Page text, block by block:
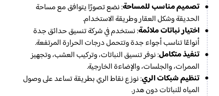
تصميم مناسب للمساحة: نضع تصورًا يتوافق مع مساحة
الحديقة وشكل العقار وطريقة الاستخدام.
اختيار نباتات ملائمة: نستخدم في شركة تنسيق حدائق جدة
أنواعًا تناسب أجواء جدة وتتحمل درجات الحرارة المرتفعة.
تنفيذ متكامل: نوفر تنسيق النباتات، وتركيب العشب، وتجهيز
الممرات، والجلسات، والإضاءة الخارجية.
تنظيم شبكات الري: نوزع نقاط الري بطريقة تساعد على وصول
المياه للنباتات دون هدر.